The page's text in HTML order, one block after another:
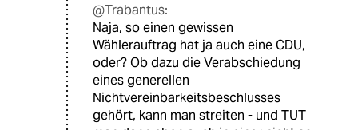
@Trabantus:
Naja, so einen gewissen
Wählerauftrag hat ja auch eine CDU,
oder? Ob dazu die Verabschiedung
eines generellen
Nichtvereinbarkeitsbeschlusses
gehört, kann man streiten - und TUT